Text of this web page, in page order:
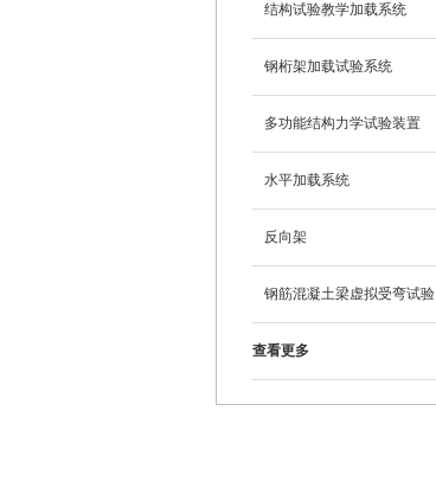
结构试验教学加载系统
钢桁架加载试验系统
多功能结构力学试验装置
水平加载系统
反向架
钢筋混凝土梁虚拟受弯试验
查看更多